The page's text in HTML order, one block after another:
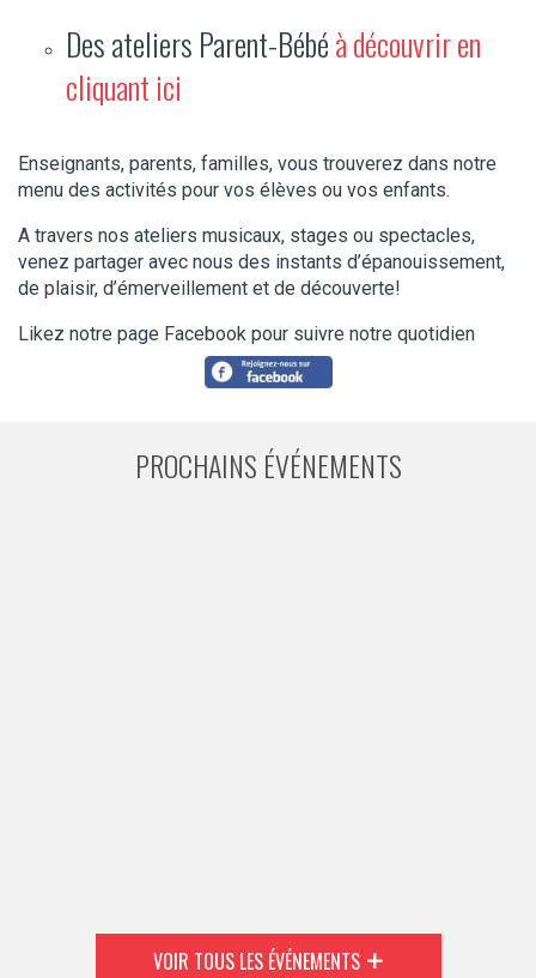
Des ateliers Parent-Bébéà découvrir en
cliquant ici
Enseignants, parents, familles, vous trouverez dans notre
menu des activités pour vos élèves ou vos enfants.
A travers nos ateliers musicaux, stages ou spectacles,
venez partager avec nous des instants d’épanouissement,
de plaisir, d’émerveillement et de découverte!
Likez notre page Facebook pour suivre notre quotidien
PROCHAINS ÉVÉNEMENTS
VOIR TOUS LES ÉVÉNEMENTS